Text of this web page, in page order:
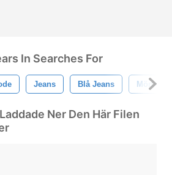
In Searches For
Jeans Blå Jeans Mönster
Ner Den Här Filen